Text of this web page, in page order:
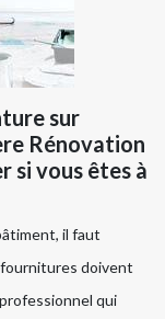
sur
Rénovation
si vous êtes à
il faut
doivent
qui